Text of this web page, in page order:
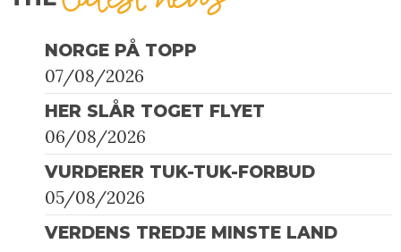
NORGE PÅ TOPP
07/08/2026
HER SLÅR TOGET FLYET
06/08/2026
VURDERER TUK-TUK-FORBUD
05/08/2026
VERDENS TREDJE MINSTE LAND